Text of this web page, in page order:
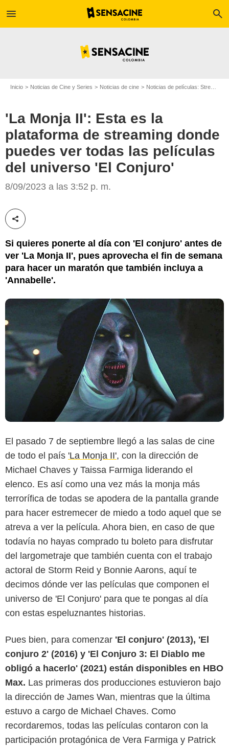
menu search
Inicio Noticias de Cine y Series Noticias de cine Noticias de películas: Streaming
'La Monja II': Esta es la
plataforma de streaming donde
puedes ver todas las películas
del universo 'El Conjuro'
8/09/2023 a las 3:52 p. m.
Compartir esta noticia
Si quieres ponerte al día con 'El conjuro' antes de
ver 'La Monja II', pues aprovecha el fin de semana
para hacer un maratón que también incluya a
'Annabelle'.
del universo 'El conjuro'.
El pasado 7 de septiembre llegó a las salas de cine
de todo el país 'La Monja II', con la dirección de
Michael Chaves y Taissa Farmiga liderando el
elenco. Es así como una vez más la monja más
terrorífica de todas se apodera de la pantalla grande
para hacer estremecer de miedo a todo aquel que se
atreva a ver la película. Ahora bien, en caso de que
todavía no hayas comprado tu boleto para disfrutar
del largometraje que también cuenta con el trabajo
actoral de Storm Reid y Bonnie Aarons, aquí te
decimos dónde ver las películas que componen el
universo de 'El Conjuro' para que te pongas al día
con estas espeluznantes historias.
Pues bien, para comenzar 'El conjuro' (2013), 'El
conjuro 2' (2016) y 'El Conjuro 3: El Diablo me
obligó a hacerlo' (2021) están disponibles en HBO
Max. Las primeras dos producciones estuvieron bajo
la dirección de James Wan, mientras que la última
estuvo a cargo de Michael Chaves. Como
recordaremos, todas las películas contaron con la
participación protagónica de Vera Farmiga y Patrick